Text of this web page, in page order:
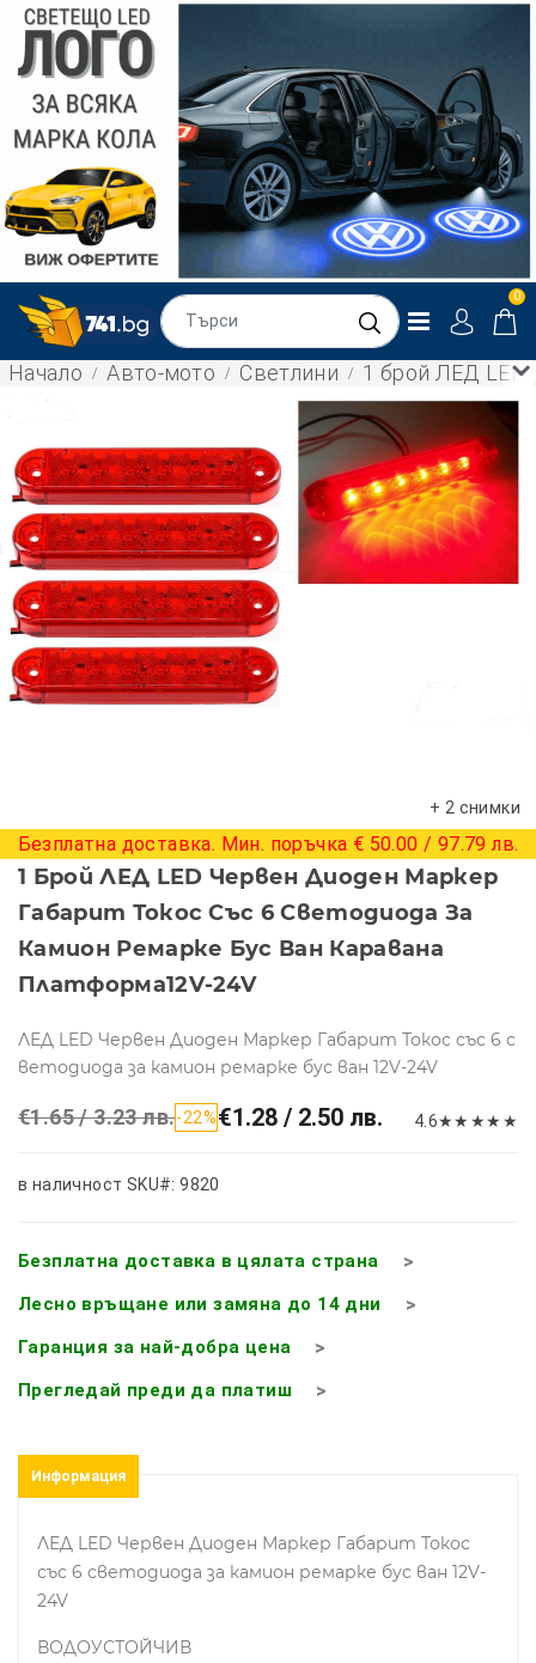
0
Начало Авто-мото Светлини 1 брой ЛЕД LED
+ 2 снимки
Безплатна доставка. Мин. поръчка € 50.00 / 97.79 лв.
1 Брой ЛЕД LED Червен Диоден Маркер
Габарит Токос Със 6 Светодиода За
Камион Ремарке Бус Ван Каравана
Платформа12V-24V
ЛЕД LED Червен Диоден Маркер Габарит Токос със 6 с
ветодиода за камион ремарке бус ван 12V-24V
€1.65 / 3.23 лв.-22%€1.28 / 2.50 лв. 4.6★★ ★★ ★
в наличност SKU#: 9820
Безплатна доставка в цялата страна
Лесно връщане или замяна до 14 дни
Гаранция за най-добра цена
Прегледай преди да платиш
Информация
ЛЕД LED Червен Диоден Маркер Габарит Токос
със 6 светодиода за камион ремарке бус ван 12V-
24V
ВОДОУСТОЙЧИВ